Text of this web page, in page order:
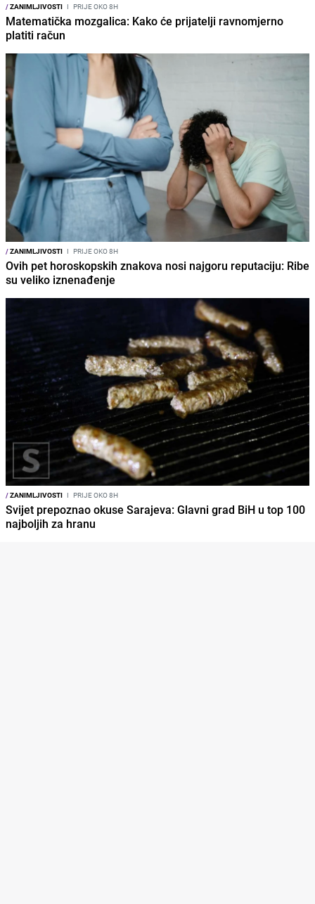
/ZANIMLJIVOSTI I PRIJE OKO 8H
Matematička mozgalica: Kako će prijatelji ravnomjerno
platiti račun
/ZANIMLJIVOSTI I PRIJE OKO 8H
Ovih pet horoskopskih znakova nosi najgoru reputaciju: Ribe
su veliko iznenađenje
/ZANIMLJIVOSTI I PRIJE OKO 8H
Svijet prepoznao okuse Sarajeva: Glavni grad BiH u top 100
najboljih za hranu